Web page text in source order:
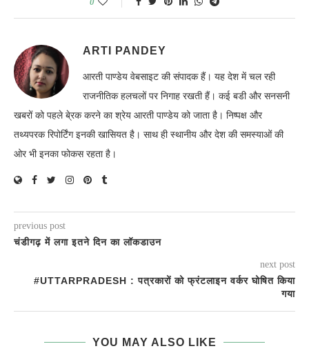
ARTI PANDEY
आरती पाण्डेय वेबसाइट की संपादक हैं। यह देश में चल रही
राजनीतिक हलचलों पर निगाह रखती हैं। कई बडी और सनसनी
खबरों को पहले बे्रक करने का श्रेय आरती पाण्डेय को जाता है। निष्पक्ष और
तथ्यपरक रिपोर्टिंग इनकी खासियत है। साथ ही स्थानीय और देश की समस्याओं की
ओर भी इनका फोकस रहता है।
previous post
चंडीगढ़ में लगा इतने दिन का लॉकडाउन
next post
#UTTARPRADESH : पत्रकारों को फ्रंटलाइन वर्कर घोषित किया
गया
YOU MAY ALSO LIKE